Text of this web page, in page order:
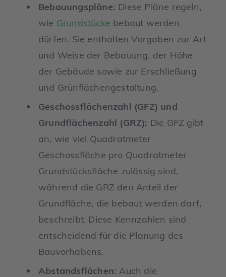
Bebauungspläne: Diese Pläne regeln,
wie Grundstücke bebaut werden
dürfen. Sie enthalten Vorgaben zur Art
und Weise der Bebauung, der Höhe
der Gebäude sowie zur Erschließung
und Grünflächengestaltung.
Geschossflächenzahl (GFZ) und
Grundflächenzahl (GRZ): Die GFZ gibt
an, wie viel Quadratmeter
Geschossfläche pro Quadratmeter
Grundstücksfläche zulässig sind,
während die GRZ den Anteil der
Grundfläche, die bebaut werden darf,
beschreibt. Diese Kennzahlen sind
entscheidend für die Planung des
Bauvorhabens.
Abstandsflächen: Auch die